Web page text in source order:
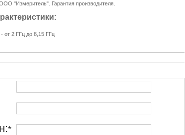
"Измеритель". Гарантия производителя.
от 2 ГГц до 8,15 ГГц
*